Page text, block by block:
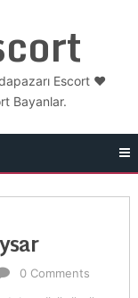
Escort ❤️
Bayanlar.
0 Comments